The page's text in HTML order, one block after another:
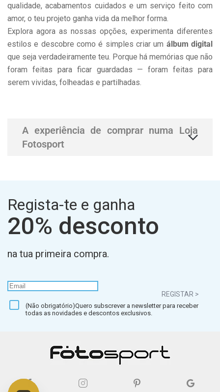
qualidade, acabamentos cuidados e um serviço feito com
amor, o teu projeto ganha vida da melhor forma.
Explora agora as nossas opções, experimenta diferentes
estilos e descobre como é simples criar um álbum digital
que seja verdadeiramente teu. Porque há memórias que não
foram feitas para ficar guardadas — foram feitas para
serem vividas, folheadas e partilhadas.
A experiência de comprar numa Loja
Fotosport
Regista-te e ganha
20% desconto
na tua primeira compra.
REGISTAR >
(Não obrigatório)Quero subscrever a newsletter para receber
todas as novidades e descontos exclusivos.